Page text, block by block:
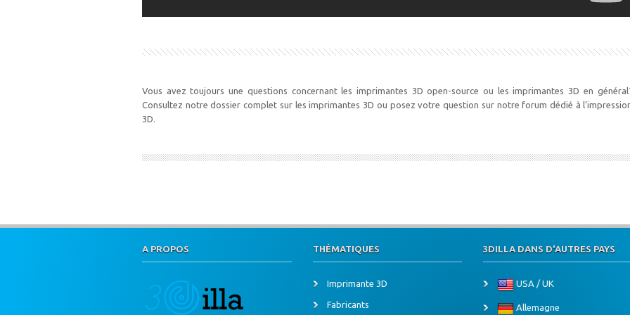
Vous avez toujours une questions concernant les imprimantes 3D open-source ou les imprimantes 3D en
Consultez notre dossier complet sur les imprimantes 3D ou posez votre question sur notre forum dédié à
3D.
A PROPOS THÉMATIQUES
Imprimante 3D
Fabricants
3DILLA DANS D'AUTRES PAYS
USA / UK
Allemagne